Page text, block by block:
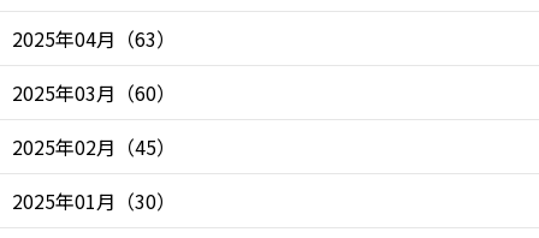
2025年04月 （63）
2025年03月 （60）
2025年02月 （45）
2025年01月 （30）